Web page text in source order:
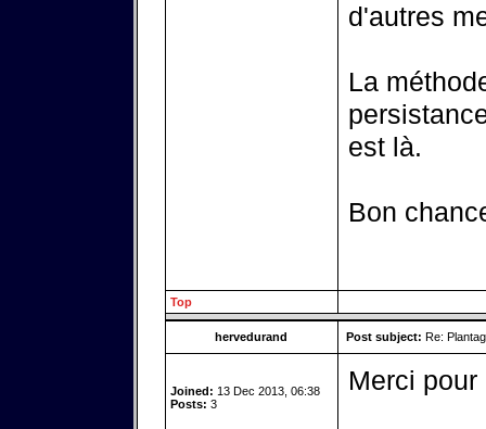
d'autres
La
est là.
Bon
Top
hervedurand Post subject: Re:
Joined: 13 Dec 2013, 06:38
Posts: 3
Merci